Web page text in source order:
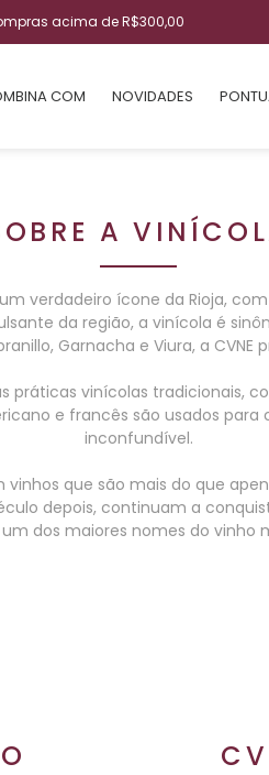
acima de R$300,00
COM NOVIDADES
A
verdadeiro ícone da Rioja,
da região, a vinícola é
Garnacha e Viura, a
vinícolas tradicionais,
e francês são usados
inconfundível.
que são mais do que
depois, continuam a
dos maiores nomes do vinho